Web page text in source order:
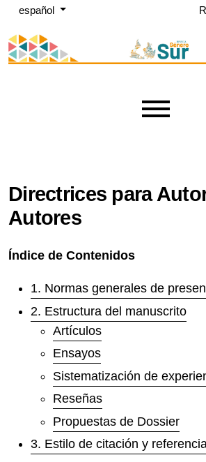
Ir al menú de navegación principal
Ir al contenido principal
Ir al pie de página del sitio
Cambiar el idioma. El idioma actual es:
español
Menú de administración
Directrices para
Autores
Índice de Contenidos
1. Normas generales de
2. Estructura del manuscrito
Artículos
Ensayos
Sistematización de
Reseñas
Propuestas de Dossier
3. Estilo de citación y